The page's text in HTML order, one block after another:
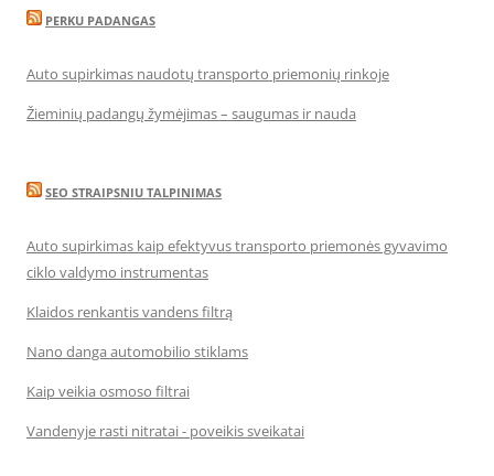
PERKU PADANGAS
Auto supirkimas naudotų transporto priemonių rinkoje
Žieminių padangų žymėjimas – saugumas ir nauda
SEO STRAIPSNIU TALPINIMAS
Auto supirkimas kaip efektyvus transporto priemonės gyvavimo
ciklo valdymo instrumentas
Klaidos renkantis vandens filtrą
Nano danga automobilio stiklams
Kaip veikia osmoso filtrai
Vandenyje rasti nitratai - poveikis sveikatai